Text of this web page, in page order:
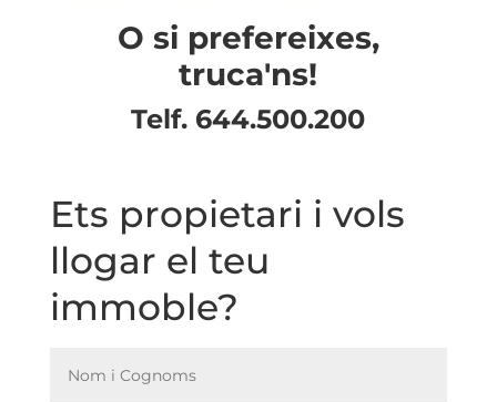
O si prefereixes,
truca'ns!
Telf. 644.500.200
Ets propietari i vols
llogar el teu
immoble?